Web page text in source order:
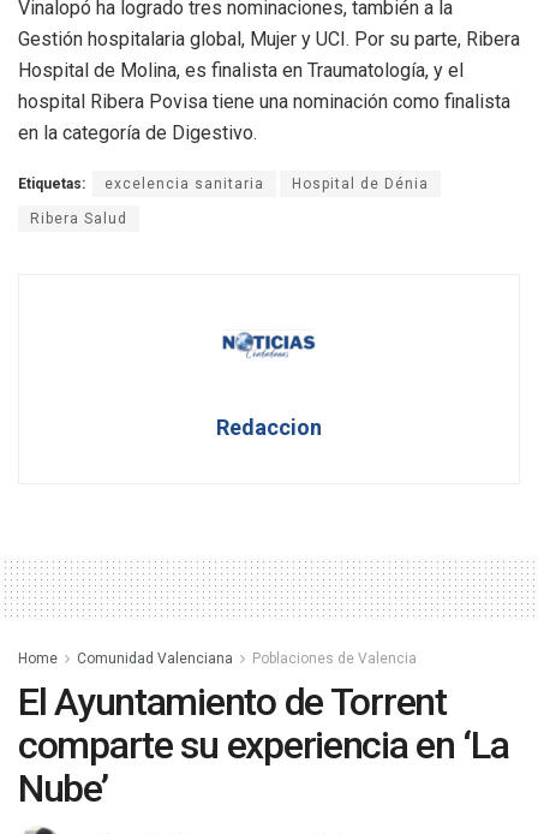
Vinalopó ha logrado tres nominaciones, también a la
Gestión hospitalaria global, Mujer y UCI. Por su parte, Ribera
Hospital de Molina, es finalista en Traumatología, y el
hospital Ribera Povisa tiene una nominación como finalista
en la categoría de Digestivo.
Etiquetas: excelencia sanitaria Hospital de Dénia
Ribera Salud
Redaccion
Home Comunidad Valenciana Poblaciones de Valencia
El Ayuntamiento de Torrent
comparte su experiencia en ‘La
Nube’